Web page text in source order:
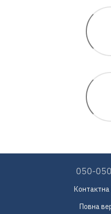
050-
Контактна
Повна